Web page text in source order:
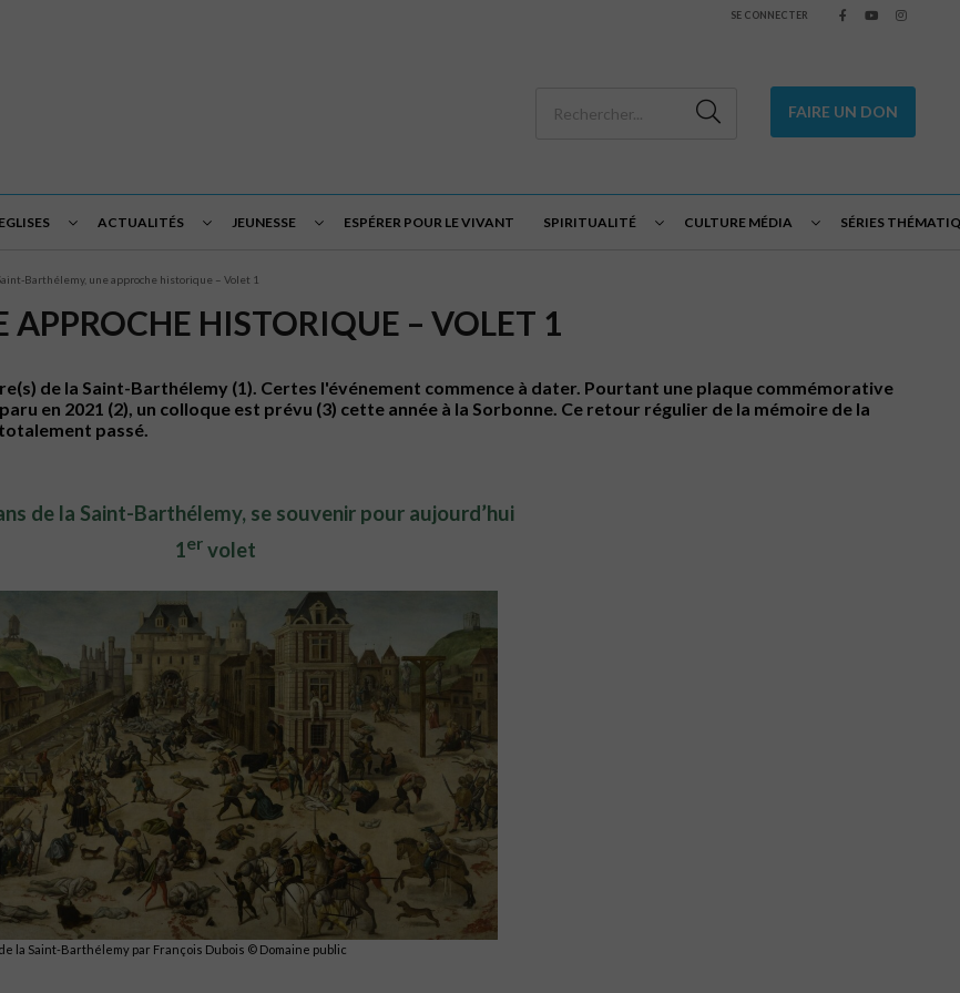
SE CONNECTER
FAIRE UN DON
ACTUALITÉS JEUNESSE ESPÉRER POUR LE VIVANT SPIRITUALITÉ CULTURE MÉDIA SÉRIES
Barthélemy, une approche historique – Volet 1
HISTORIQUE – VOLET 1
de la Saint-Barthélemy (1). Certes l'événement commence à dater. Pourtant une plaque commémorative
en 2021 (2), un colloque est prévu (3) cette année à la Sorbonne. Ce retour régulier de la mémoire de la
passé.
de la Saint-Barthélemy, se souvenir pour aujourd’hui
1er volet
la Saint-Barthélemy par François Dubois © Domaine public